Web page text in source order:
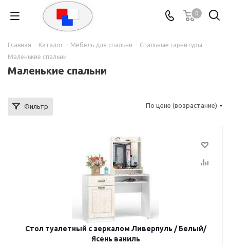
0
Главная - Каталог - Мебель для спальни - Спальные гарнитуры -
Маленькие спальни
Маленькие спальни
Фильтр По цене (возрастание)
Стол туалетный с зеркалом Ливерпуль / Белый/
Ясень ваниль